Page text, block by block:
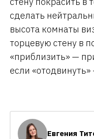
сделать
высота комнаты
торцевую стену в
«приблизить» —
если
Евгения